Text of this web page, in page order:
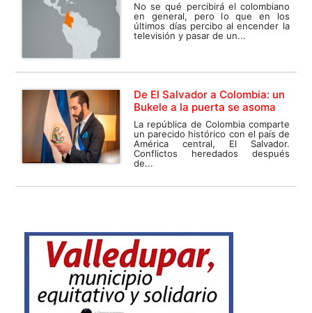
No se qué percibirá el colombiano
en general, pero lo que en los
últimos días percibo al encender la
televisión y pasar de un...
De El Salvador a Colombia: un
Bukele a la puerta se asoma
La república de Colombia comparte
un parecido histórico con el país de
América central, El Salvador.
Conflictos heredados después
de...